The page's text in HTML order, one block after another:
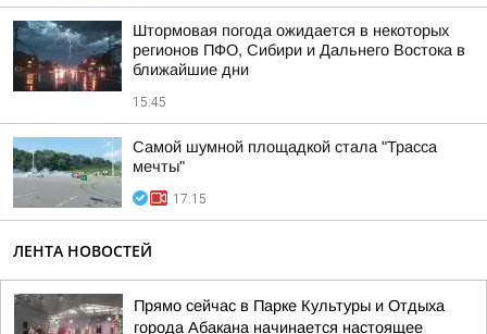
Штормовая погода ожидается в некоторых
регионов ПФО, Сибири и Дальнего Востока в
ближайшие дни
15:45
Самой шумной площадкой стала "Трасса
мечты"
17:15
ЛЕНТА НОВОСТЕЙ
Прямо сейчас в Парке Культуры и Отдыха
города Абакана начинается настоящее